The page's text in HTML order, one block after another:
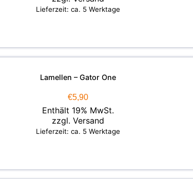
Lieferzeit: ca. 5 Werktage
Lamellen – Gator One
€5,90
Enthält 19% MwSt.
zzgl. Versand
Lieferzeit: ca. 5 Werktage